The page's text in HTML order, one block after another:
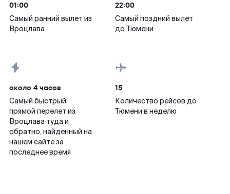
01:00
Самый ранний вылет из
Вроцлава
22:00
Самый поздний вылет
до Тюмени
около 4 часов
Самый быстрый
прямой перелет из
Вроцлава туда и
обратно, найденный на
нашем сайте за
последнее время
15
Количество рейсов до
Тюмени в неделю